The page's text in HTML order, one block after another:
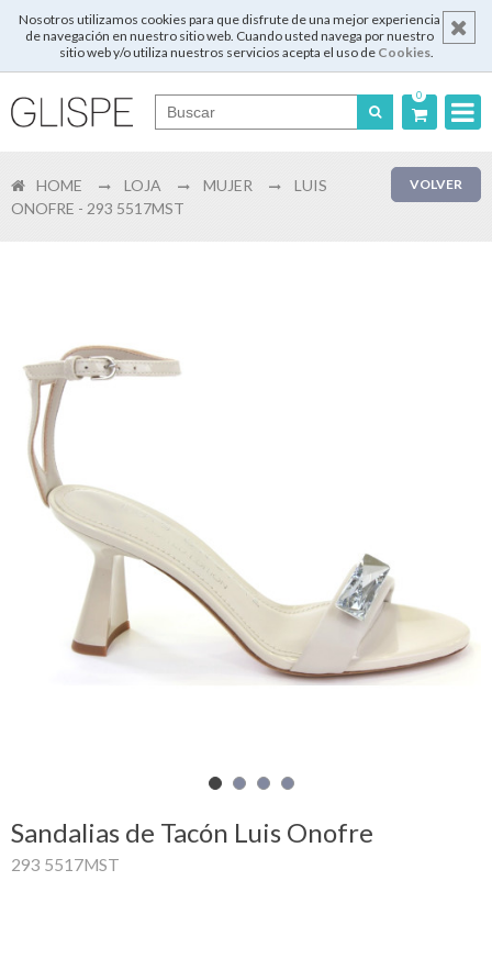
Nosotros utilizamos cookies para que disfrute de una mejor experiencia
de navegación en nuestro sitio web. Cuando usted navega por nuestro
sitio web y/o utiliza nuestros servicios acepta el uso de Cookies.
0
English
cesta
Glispe
VOLVER
HOME LOJA MUJER
LUIS
ONOFRE - 293 5517MST
Sandalias de Tacón Luis Onofre
293 5517MST